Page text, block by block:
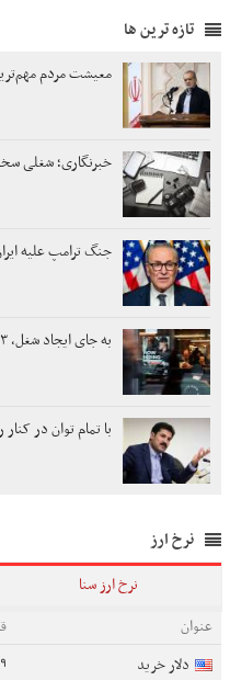
تازه ترین ها
معیشت مردم
خبرنگاری؛ شغلی
جنگ ترامپ علیه
به جای ایجاد شغل، ۲۳ هزار شغل حذف شد
با تمام توان در
نرخ ارز
نرخ ارز سنا
عنوان
دلار خرید